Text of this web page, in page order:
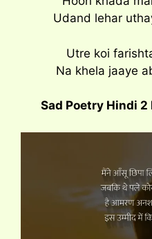
Udand lehar
Utre koi
Na khela jaaye
Sad Poetry Hindi 2